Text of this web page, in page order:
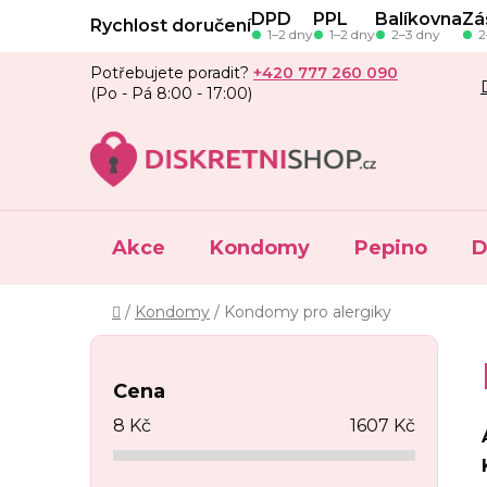
Rychlost doručeníDPD
1–2 dny
PPL
1–2 dny
Balíkovna
2–3 dny
Potřebujete poradit? +420 777 260 090
(Po - Pá 8:00 - 17:00)
Akce Kondomy Pepino
Domů
/ Kondomy / Kondomy pro alergiky
P
Cena
8 Kč 1607 Kč